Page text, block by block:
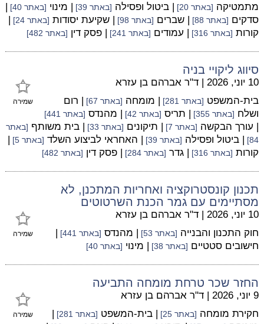
מתמטיקה [באתר 20] | ביטול ופסילה [באתר 39] | מינוי [באתר 40]
|
סדקים [באתר 88] | שברים [באתר 98] | שקיעת יסודות [באתר 24]
|
קורות [באתר 316] | עמודים [באתר 241] | פסק דין [באתר 482]
סיווג ליקויי בניה
שמירה
10 יוני, 2026 | ד"ר אברהם בן עזרא
בית-המשפט [באתר 281] | מומחה [באתר 67]
| רום
ושלח [באתר 355] | תריס [באתר 42] | מהנדס [באתר 441]
| עורך הבקשה [באתר 7] | תיקונים [באתר 33] | בית משותף [באתר
84]
| ביטול ופסילה [באתר 39] | האחראי לביצוע השלד [באתר 5]
|
קורות [באתר 316] | גדר [באתר 284] | פסק דין [באתר 482]
תכנון קונסטרוקציה ואחריות המתכנן, לא
מסתיימים עם גמר הכנת השרטוטים
שמירה
10 יוני, 2026 | ד"ר אברהם בן עזרא
חוק התכנון והבנייה [באתר 53] | מהנדס [באתר 441]
|
חישובים סטטיים [באתר 38] | מינוי [באתר 40]
החזר שכר טרחת מומחה התביעה
שמירה
9 יוני, 2026 | ד"ר אברהם בן עזרא
חקירת מומחה [באתר 25] | בית-המשפט [באתר 281]
|